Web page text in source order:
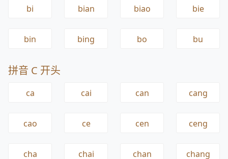
bi bian biao bie
bin bing bo bu
拼音 C 开头
ca cai can cang
cao ce cen ceng
cha chai chan chang